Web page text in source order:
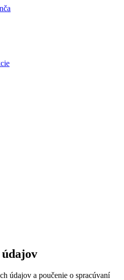
údajov
údajov a poučenie o spracúvaní